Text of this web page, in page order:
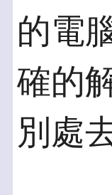
的電
確的
別處